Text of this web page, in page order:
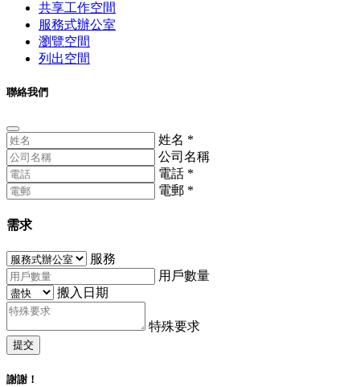
共享工作空間
服務式辦公室
瀏覽空間
列出空間
聯絡我們
姓名 *
公司名稱
電話 *
電郵 *
需求
服務
用戶數量
搬入日期
特殊要求
提交
謝謝！